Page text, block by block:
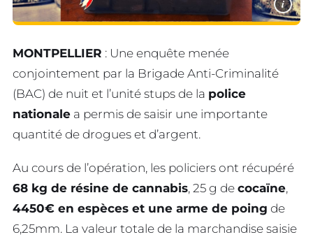
i
MONTPELLIER : Une enquête menée
conjointement par la Brigade Anti-Criminalité
(BAC) de nuit et l’unité stups de la police
nationale a permis de saisir une importante
quantité de drogues et d’argent.
Au cours de l’opération, les policiers ont récupéré
68 kg de résine de cannabis, 25 g de cocaïne,
4450€ en espèces et une arme de poing de
6,25mm. La valeur totale de la marchandise saisie